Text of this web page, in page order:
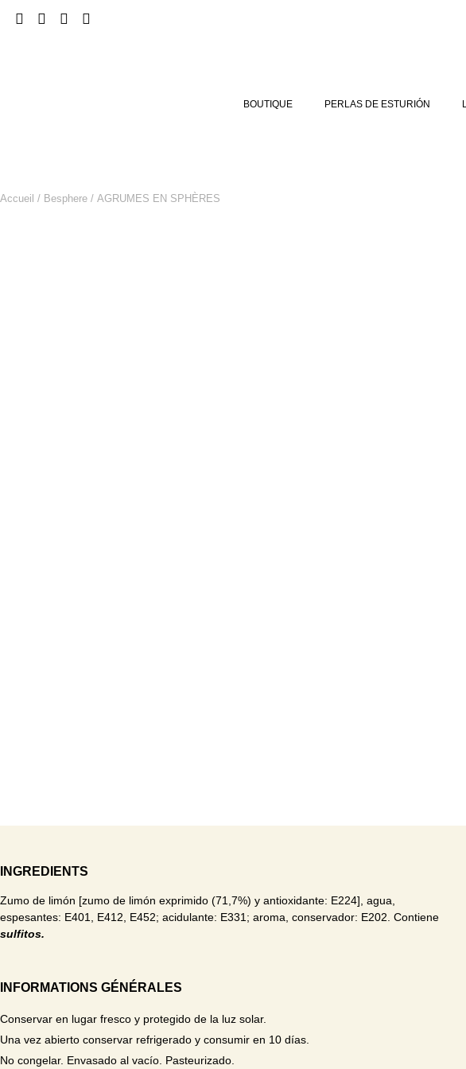
BOUTIQUE PERLAS DE ESTURIÓN
Accueil / Besphere / AGRUMES EN SPHÈRES
INGREDIENTS
Zumo de limón [zumo de limón exprimido (71,7%) y antioxidante: E224], agua,
espesantes: E401, E412, E452; acidulante: E331; aroma, conservador: E202. Contiene
sulfitos.
INFORMATIONS GÉNÉRALES
Conservar en lugar fresco y protegido de la luz solar.
Una vez abierto conservar refrigerado y consumir en 10 días.
No congelar. Envasado al vacío. Pasteurizado.